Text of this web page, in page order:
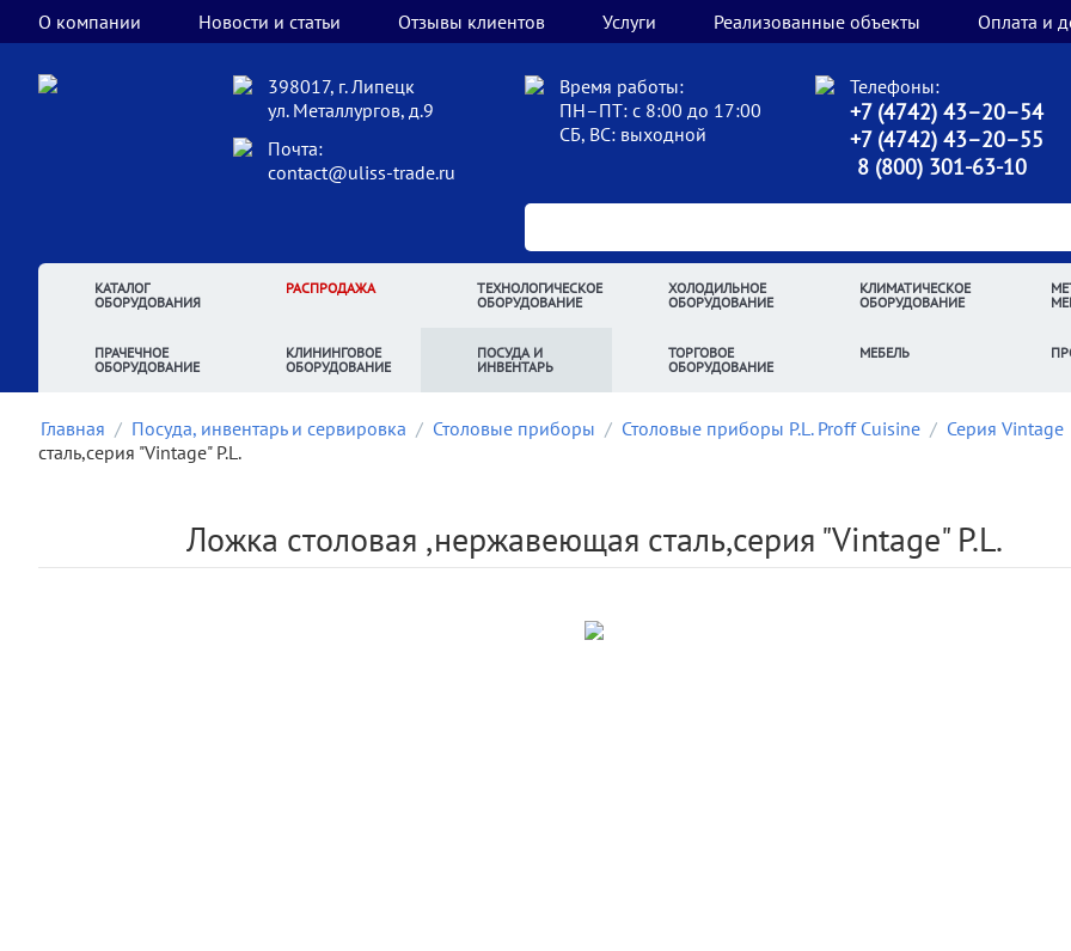
О компании Новости и статьи Отзывы клиентов Услуги Реализованные объекты Оплата и
398017, г. Липецк
ул. Металлургов, д.9
Почта:
contact@uliss-trade.ru
Время работы:
ПН–ПТ: с 8:00 до 17:00
СБ, ВС: выходной
Телефоны:
+7 (4742) 43–20–54
+7 (4742) 43–20–55
8 (800) 301-63-10
КАТАЛОГ
ОБОРУДОВАНИЯ
РАСПРОДАЖА
ТЕХНОЛОГИЧЕСКОЕ
ОБОРУДОВАНИЕ
ХОЛОДИЛЬНОЕ
ОБОРУДОВАНИЕ
КЛИМАТИЧЕСКОЕ
ОБОРУДОВАНИЕ
ПРАЧЕЧНОЕ
ОБОРУДОВАНИЕ
КЛИНИНГОВОЕ
ОБОРУДОВАНИЕ
ПОСУДА И
ИНВЕНТАРЬ
ТОРГОВОЕ
ОБОРУДОВАНИЕ
МЕБЕЛЬ
Главная / Посуда, инвентарь и сервировка / Столовые приборы / Столовые приборы P.L. Proff Cuisine / Серия Vintage
сталь,серия "Vintage" P.L.
Ложка столовая ,нержавеющая сталь,серия "Vintage" P.L.